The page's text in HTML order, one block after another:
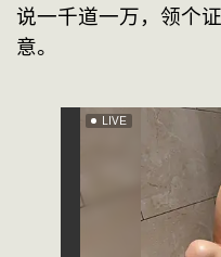
说一千道一万，领个
意。